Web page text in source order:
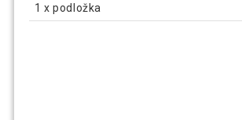
1 x podložka